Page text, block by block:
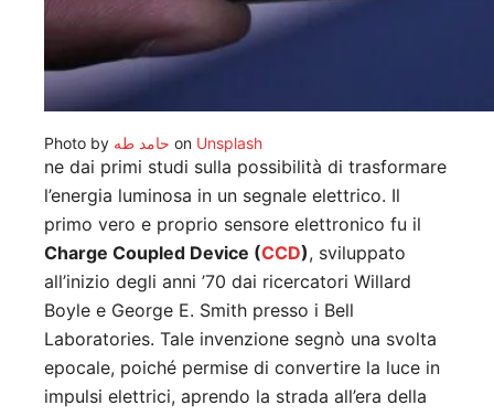
Photo by حامد طه on Unsplash
ne dai primi studi sulla possibilità di trasformare
l’energia luminosa in un segnale elettrico. Il
primo vero e proprio sensore elettronico fu il
Charge Coupled Device (CCD), sviluppato
all’inizio degli anni ’70 dai ricercatori Willard
Boyle e George E. Smith presso i Bell
Laboratories. Tale invenzione segnò una svolta
epocale, poiché permise di convertire la luce in
impulsi elettrici, aprendo la strada all’era della